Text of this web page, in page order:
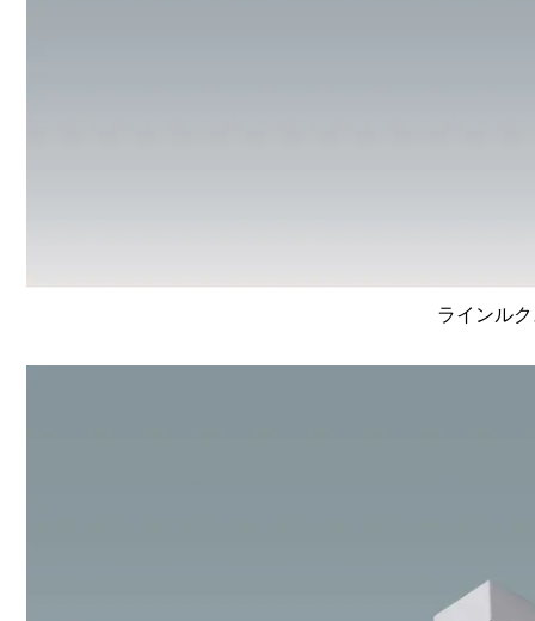
ラインル